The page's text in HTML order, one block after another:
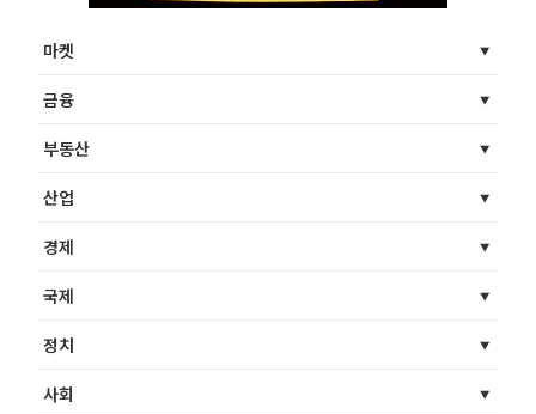
마켓
금융
부동산
산업
경제
국제
정치
사회